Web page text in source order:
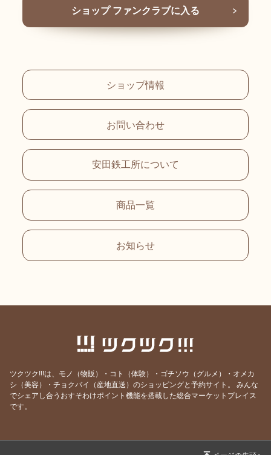
ショップ ファンクラブに入る
ショップ情報
お問い合わせ
安田鉄工所について
商品一覧
お知らせ
ツクツク!!!は、モノ（物販）・コト（体験）・ゴチソウ（グルメ）・オメカ
シ（美容）・チョクバイ（産地直送）のショッピングと予約サイト。
みんな
でシェアし合うおすそわけポイント機能を搭載した総合マーケットプレイス
です。